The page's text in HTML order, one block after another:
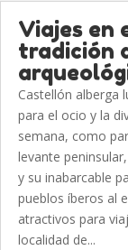
Viajes en
tradición
Castellón alberga
para el ocio y la
semana, como
levante
y su inabarcable
pueblos íberos al
atractivos para
localidad de...